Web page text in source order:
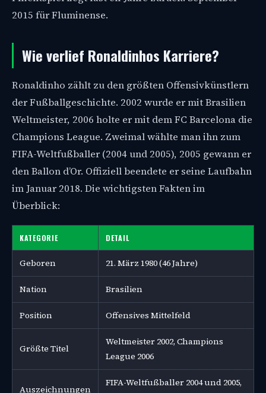
2015 für Fluminense.
Wie verlief Ronaldinhos Karriere?
Ronaldinho zählt zu den größten Offensivkünstlern
der Fußballgeschichte. 2002 wurde er mit Brasilien
Weltmeister, 2006 holte er mit dem FC Barcelona die
Champions League. Zweimal wählte man ihn zum
FIFA-Weltfußballer (2004 und 2005), 2005 gewann er
den Ballon d’Or. Offiziell beendete er seine Laufbahn
im Januar 2018. Die wichtigsten Fakten im
Überblick:
KATEGORIE DETAIL
Geboren 21. März 1980 (46 Jahre)
Nation Brasilien
Position Offensives Mittelfeld
Größte Titel
Weltmeister 2002, Champions
League 2006
Auszeichnungen
FIFA-Weltfußballer 2004 und 2005,